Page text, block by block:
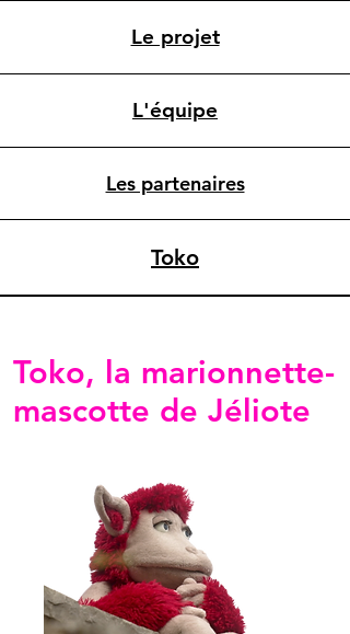
Le projet
L'équipe
Les partenaires
Toko
Toko, la marionnette-
mascotte de Jéliote